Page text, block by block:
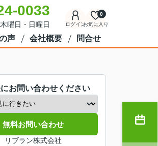
0033
曜日・日曜日 ログインお気に入り
0
声 会社概要 問合せ
お問い合わせください
無料お問い合わせ
リブラン株式会社